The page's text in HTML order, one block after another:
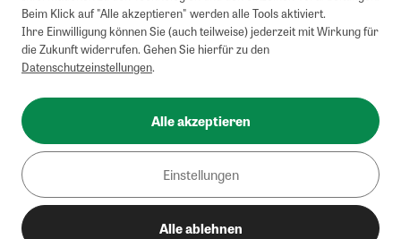
Beim Klick auf "Alle akzeptieren" werden alle Tools aktiviert.
Ihre Einwilligung können Sie (auch teilweise) jederzeit mit Wirkung für
die Zukunft widerrufen. Gehen Sie hierfür zu den
Datenschutzeinstellungen.
Alle akzeptieren
Einstellungen
Alle ablehnen